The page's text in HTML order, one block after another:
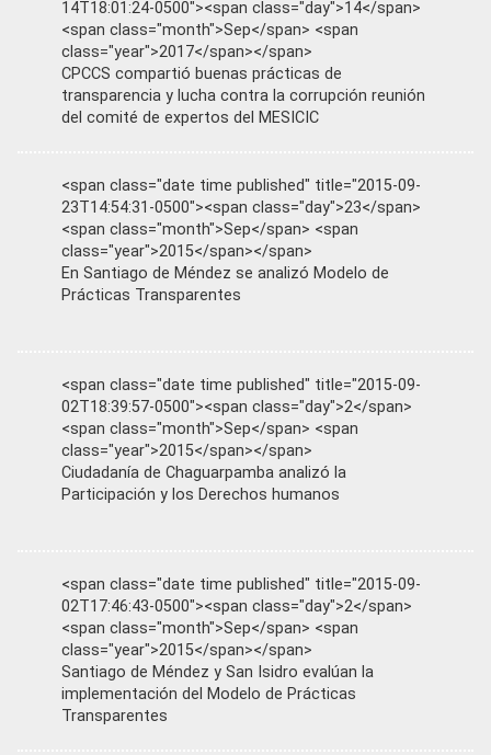
14T18:01:24-0500"><span class="day">14</span>
<span class="month">Sep</span> <span
class="year">2017</span></span>
CPCCS compartió buenas prácticas de
transparencia y lucha contra la corrupción reunión
del comité de expertos del MESICIC
<span class="date time published" title="2015-09-
23T14:54:31-0500"><span class="day">23</span>
<span class="month">Sep</span> <span
class="year">2015</span></span>
En Santiago de Méndez se analizó Modelo de
Prácticas Transparentes
<span class="date time published" title="2015-09-
02T18:39:57-0500"><span class="day">2</span>
<span class="month">Sep</span> <span
class="year">2015</span></span>
Ciudadanía de Chaguarpamba analizó la
Participación y los Derechos humanos
<span class="date time published" title="2015-09-
02T17:46:43-0500"><span class="day">2</span>
<span class="month">Sep</span> <span
class="year">2015</span></span>
Santiago de Méndez y San Isidro evalúan la
implementación del Modelo de Prácticas
Transparentes